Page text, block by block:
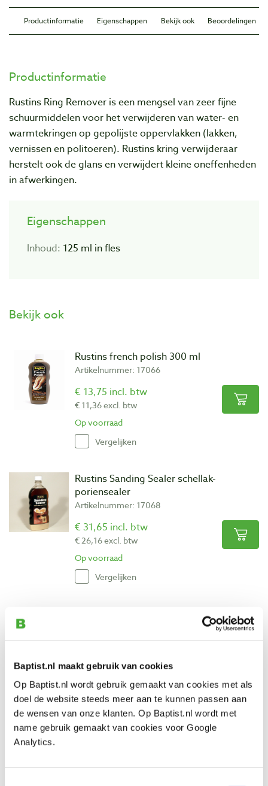
Baptist.nl maakt gebruik van cookies
Op Baptist.nl wordt gebruik gemaakt van cookies met als
doel de website steeds meer aan te kunnen passen aan
de wensen van onze klanten. Op Baptist.nl wordt met
name gebruik gemaakt van cookies voor Google
Analytics.
Productinformatie Eigenschappen Bekijk ook Beoordelingen
Productinformatie
Rustins Ring Remover is een mengsel van zeer fijne
schuurmiddelen voor het verwijderen van water- en
warmtekringen op gepolijste oppervlakken (lakken,
vernissen en politoeren). Rustins kring verwijderaar
herstelt ook de glans en verwijdert kleine oneffenheden
in afwerkingen.
Eigenschappen
Inhoud: 125 ml in fles
Bekijk ook
Rustins french polish 300 ml
Artikelnummer: 17066
€ 13,75 incl. btw
€ 11,36 excl. btw
Op voorraad
Vergelijken
Rustins Sanding Sealer schellak-
poriensealer
Artikelnummer: 17068
€ 31,65 incl. btw
€ 26,16 excl. btw
Op voorraad
Vergelijken
Rustins polijstpasta voor plastic coating
Artikelnummer: 18722
€ 5,65 incl. btw
Op voorraad
Vergelijken